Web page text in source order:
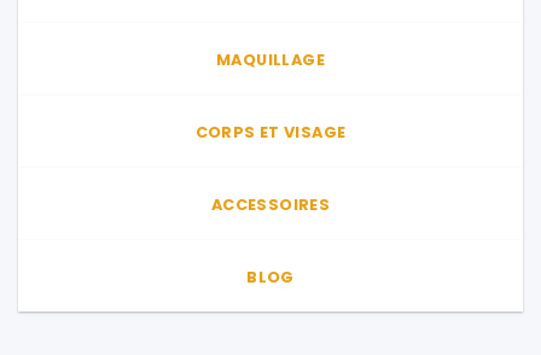
MAQUILLAGE
CORPS ET VISAGE
ACCESSOIRES
BLOG